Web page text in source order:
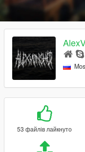
53 файлів лайкнуто